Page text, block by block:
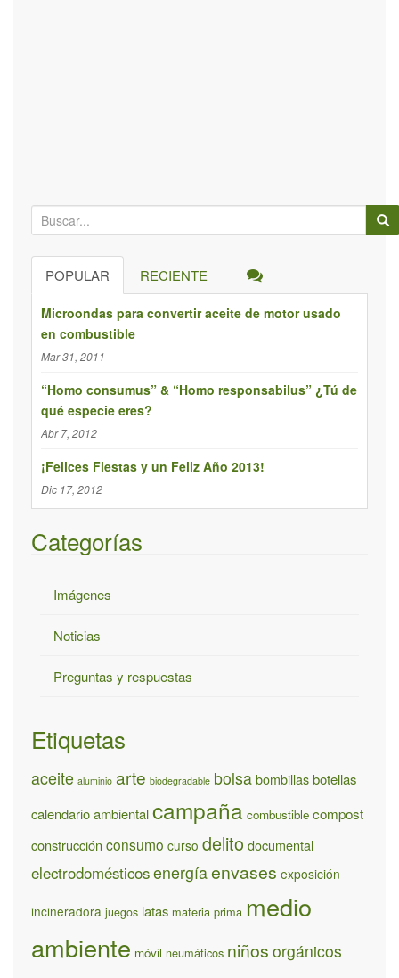
B
ú
s
POPULAR RECIENTE
Microondas para convertir aceite de motor usado
en combustible
Mar 31, 2011
“Homo consumus” & “Homo responsabilus” ¿Tú de
qué especie eres?
Abr 7, 2012
¡Felices Fiestas y un Feliz Año 2013!
Dic 17, 2012
Categorías
Imágenes
Noticias
Preguntas y respuestas
Etiquetas
aceite aluminio arte biodegradable bolsabombillasbotellas
calendario ambientalcampaña combustible compost
construcción consumo curso delito documental
electrodomésticosenergíaenvases exposición
incineradora juegos latas materia prima medio
ambiente móvil neumáticos niños orgánicos